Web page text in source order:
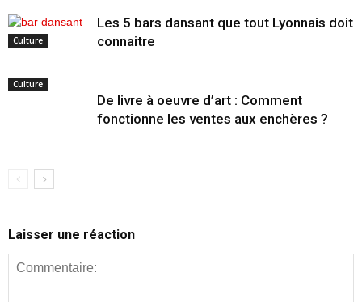
Culture
Les 5 bars dansant que tout Lyonnais doit
connaitre
Culture
De livre à oeuvre d’art : Comment
fonctionne les ventes aux enchères ?
Laisser une réaction